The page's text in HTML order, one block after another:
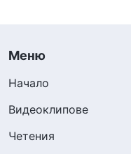
Меню
Начало
Видеоклипове
Четения